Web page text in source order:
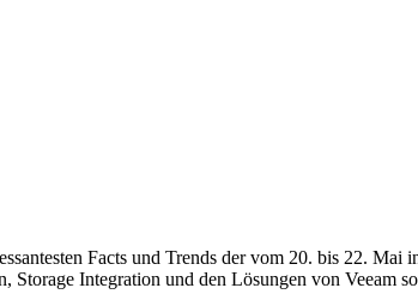
Facts und Trends der vom 20. bis 22. Mai
Integration und den Lösungen von Veeam